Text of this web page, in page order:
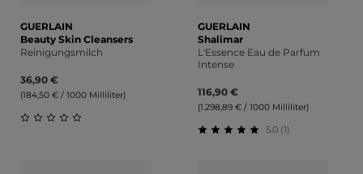
GUERLAIN
Beauty Skin Cleansers
Reinigungsmilch
36,90 €
(184,50 € / 1000 Milliliter)
GUERLAIN
Shalimar
L'Essence Eau de Parfum
Intense
116,90 €
(1.298,89 € / 1000 Milliliter)
5.0 (1)